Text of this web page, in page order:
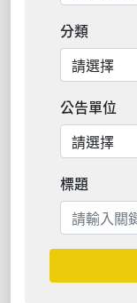
分類
公告單位
標題
搜尋